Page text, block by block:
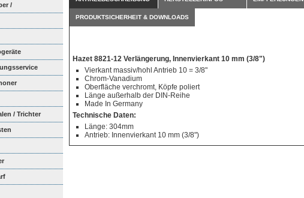
/
/ Trichter
PRODUKTSICHERHEIT & DOWNLOADS
Hazet 8821-12 Verlängerung, Innenvierkant 10 mm (3/8")
Vierkant massiv/hohl Antrieb 10 = 3/8"
Chrom-Vanadium
Oberfläche verchromt, Köpfe poliert
Länge außerhalb der DIN-Reihe
Made In Germany
Technische Daten:
Länge: 304mm
Antrieb: Innenvierkant 10 mm (3/8")